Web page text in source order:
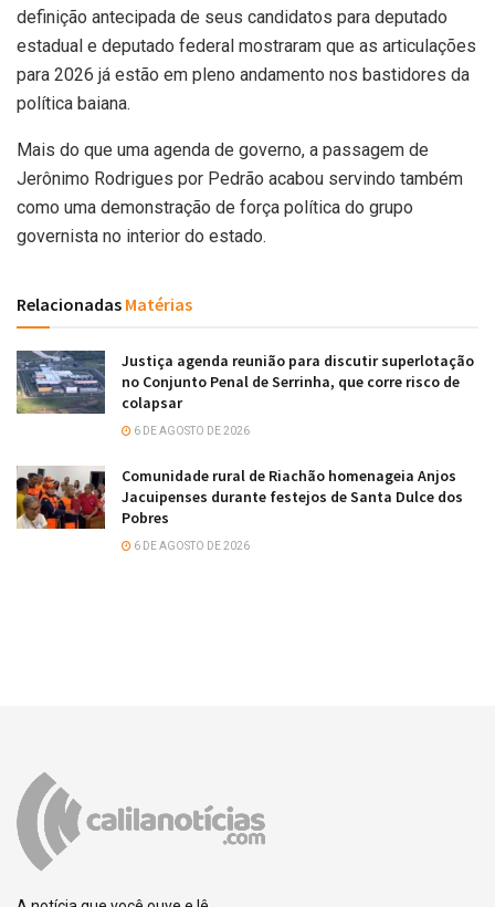
definição antecipada de seus candidatos para deputado
estadual e deputado federal mostraram que as articulações
para 2026 já estão em pleno andamento nos bastidores da
política baiana.
Mais do que uma agenda de governo, a passagem de
Jerônimo Rodrigues por Pedrão acabou servindo também
como uma demonstração de força política do grupo
governista no interior do estado.
Relacionadas Matérias
Justiça agenda reunião para discutir superlotação
no Conjunto Penal de Serrinha, que corre risco de
colapsar
6 DE AGOSTO DE 2026
Comunidade rural de Riachão homenageia Anjos
Jacuipenses durante festejos de Santa Dulce dos
Pobres
6 DE AGOSTO DE 2026